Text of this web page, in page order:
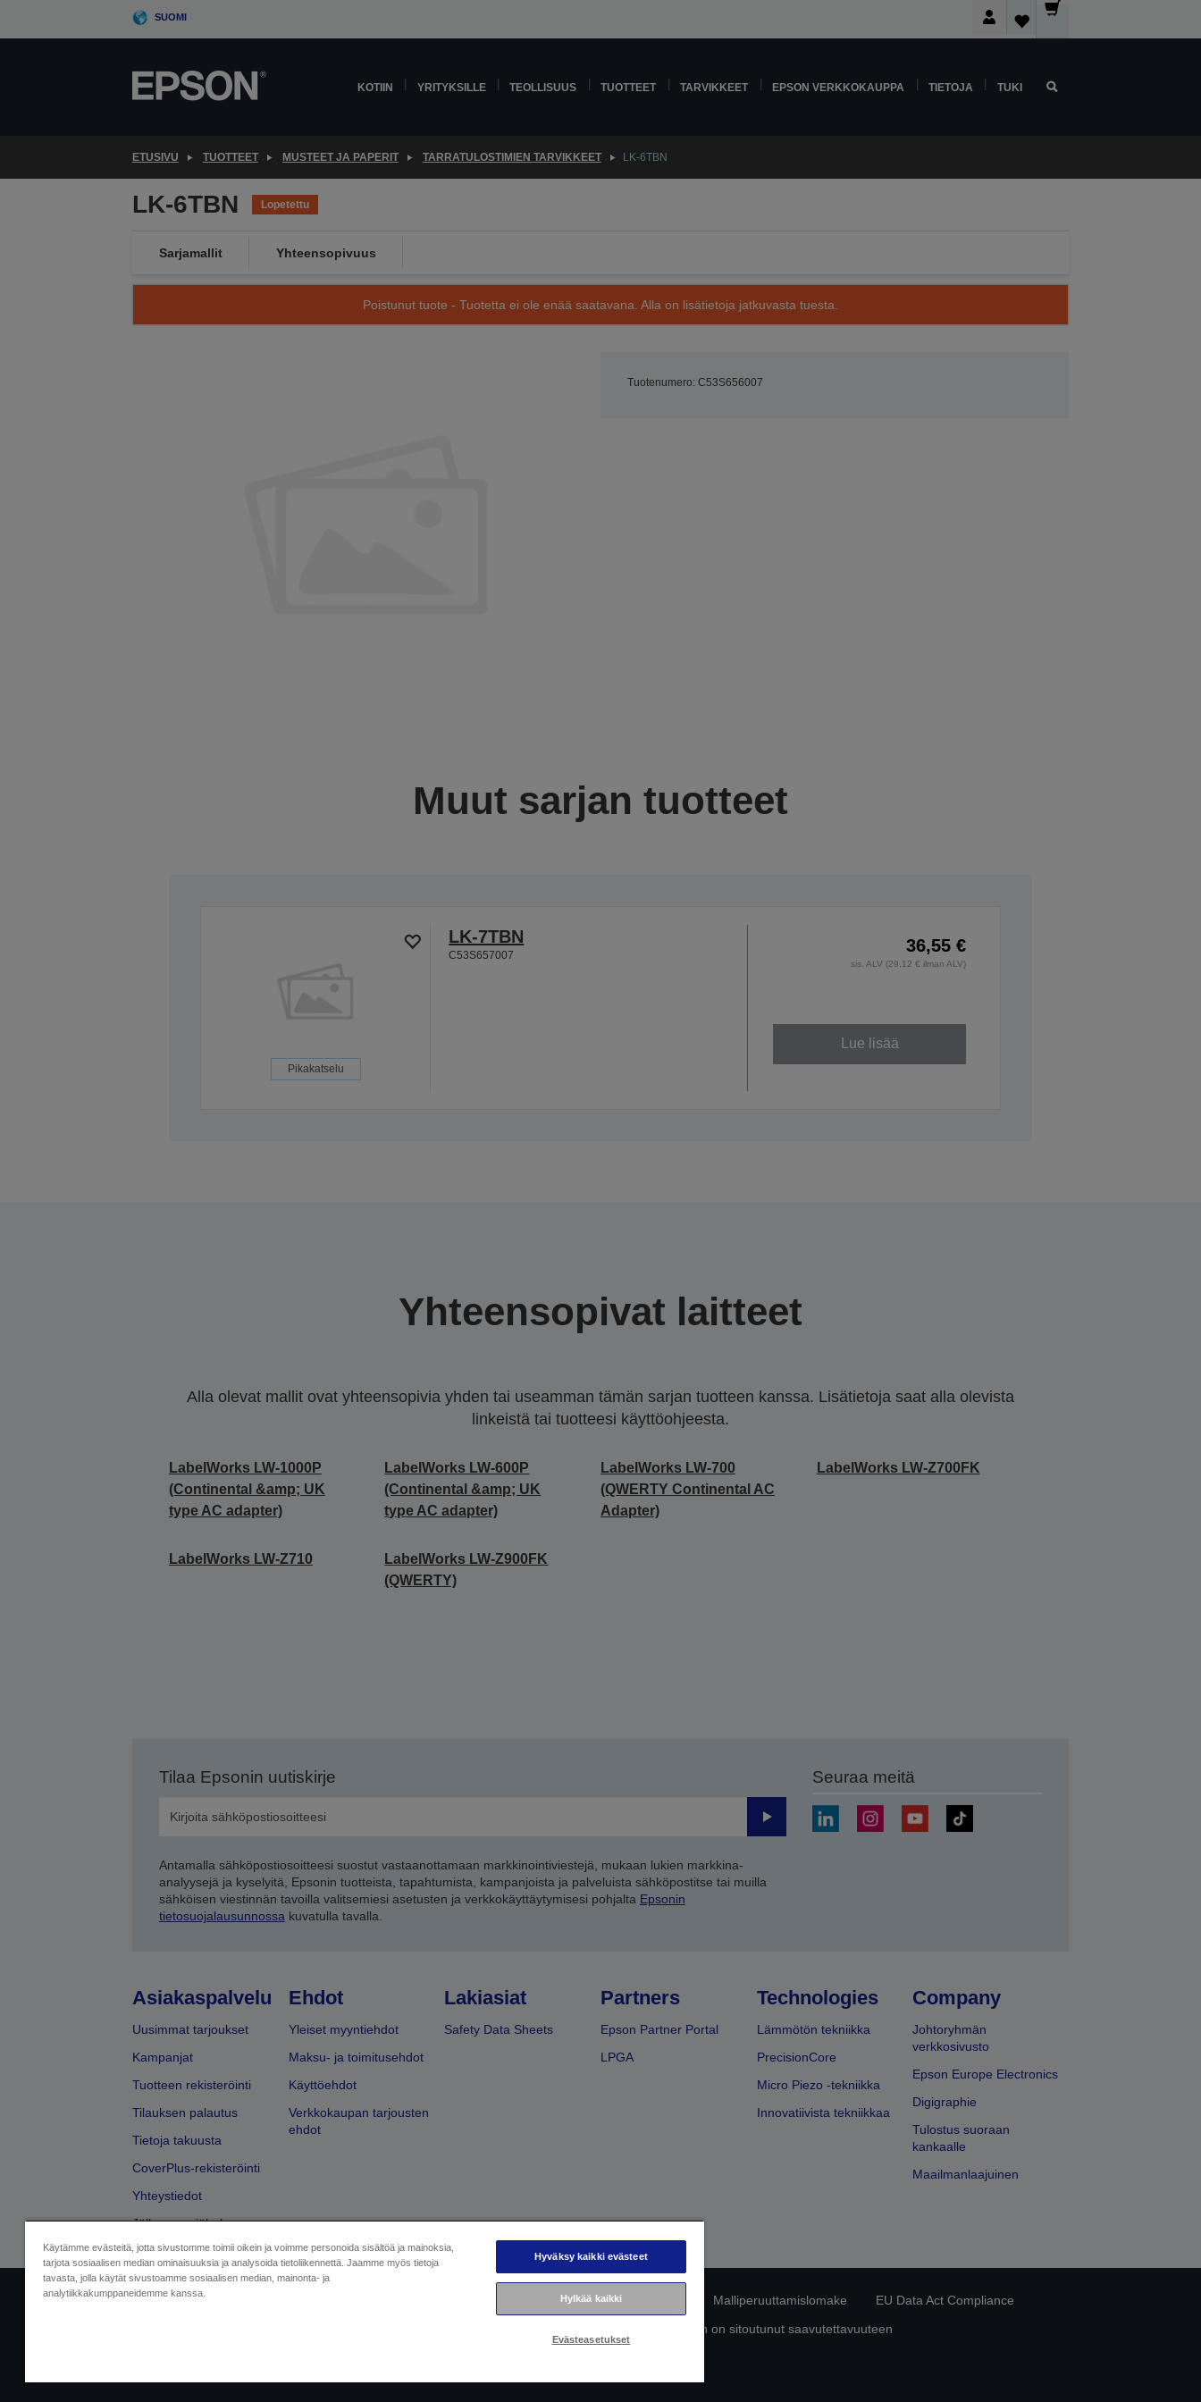
SUOMI
KOTIIN YRITYKSILLE TEOLLISUUS TUOTTEET TARVIKKEET EPSON VERKKOKAUPPA TIETOJA TUKI
ETUSIVU TUOTTEET MUSTEET JA PAPERIT TARRATULOSTIMIEN TARVIKKEET LK-6TBN
LK-6TBN Lopetettu
Sarjamallit Yhteensopivuus
Poistunut tuote - Tuotetta ei ole enää saatavana. Alla on lisätietoja jatkuvasta tuesta.
Tuotenumero: C53S656007
Muut sarjan tuotteet
Pikakatselu
LK-7TBN
C53S657007 36,55 €
sis. ALV (29,12 € ilman ALV)
Lue lisää
Yhteensopivat laitteet
Alla olevat mallit ovat yhteensopivia yhden tai useamman tämän sarjan tuotteen kanssa. Lisätietoja saat alla olevista
linkeistä tai tuotteesi käyttöohjeesta.
LabelWorks LW-1000P
(Continental &amp; UK
type AC adapter)
LabelWorks LW-600P
(Continental &amp; UK
type AC adapter)
LabelWorks LW-700
(QWERTY Continental AC
Adapter)
LabelWorks LW-Z700FK
LabelWorks LW-Z710
LabelWorks LW-Z900FK
(QWERTY)
Tilaa Epsonin uutiskirje
Lähetä
Antamalla sähköpostiosoitteesi suostut vastaanottamaan markkinointiviestejä, mukaan lukien markkina-
analyysejä ja kyselyitä, Epsonin tuotteista, tapahtumista, kampanjoista ja palveluista sähköpostitse tai muilla
sähköisen viestinnän tavoilla valitsemiesi asetusten ja verkkokäyttäytymisesi pohjalta Epsonin
tietosuojalausunnossa kuvatulla tavalla.
Seuraa meitä
Asiakaspalvelu
Uusimmat tarjoukset
Kampanjat
Tuotteen rekisteröinti
Tilauksen palautus
Tietoja takuusta
CoverPlus-rekisteröinti
Yhteystiedot
Jälleenmyyjähaku
Ehdot
Yleiset myyntiehdot
Maksu- ja toimitusehdot
Käyttöehdot
Verkkokaupan tarjousten
ehdot
Lakiasiat
Safety Data Sheets
Partners
Epson Partner Portal
LPGA
Technologies
Lämmötön tekniikka
PrecisionCore
Micro Piezo -tekniikka
Innovatiivista tekniikkaa
Company
Johtoryhmän
verkkosivusto
Epson Europe Electronics
Digigraphie
Tulostus suoraan
kankaalle
Maailmanlaajuinen
Yritystiedot Tietosuojailmoitus Malliperuuttamislomake
EU Data Act Compliance
Epson on sitoutunut saavutettavuuteen
Käytämme evästeitä, jotta sivustomme toimii oikein ja voimme personoida sisältöä ja mainoksia,
tarjota sosiaalisen median ominaisuuksia ja analysoida tietoliikennettä. Jaamme myös tietoja
tavasta, jolla käytät sivustoamme sosiaalisen median, mainonta- ja
analytiikkakumppaneidemme kanssa.
Hyväksy kaikki evästeet
Hylkää kaikki
Evästeasetukset